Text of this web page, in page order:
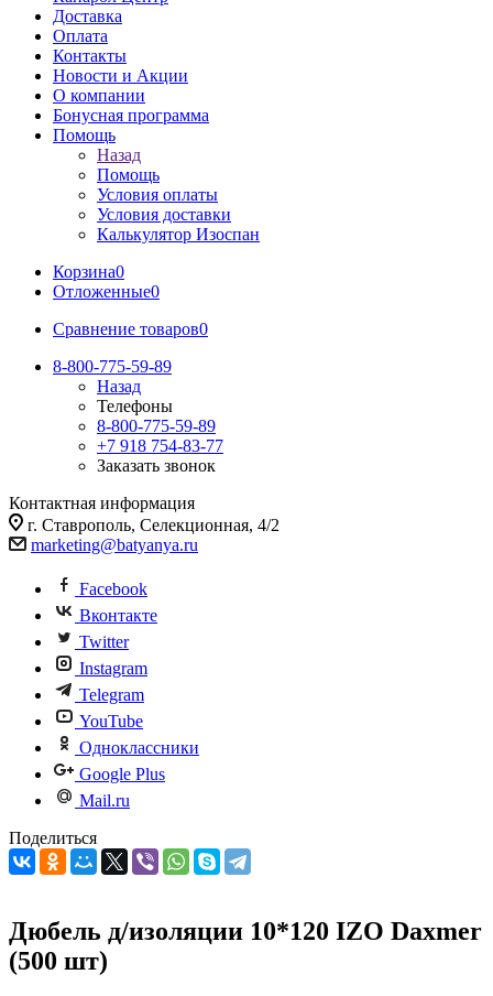
Доставка
Оплата
Контакты
Новости и Акции
О компании
Бонусная программа
Помощь
Назад
Помощь
Условия оплаты
Условия доставки
Калькулятор Изоспан
Корзина0
Отложенные0
Сравнение товаров0
8-800-775-59-89
Назад
Телефоны
8-800-775-59-89
+7 918 754-83-77
Заказать звонок
Контактная информация
г. Ставрополь, Селекционная, 4/2
marketing@batyanya.ru
Facebook
Вконтакте
Twitter
Instagram
Telegram
YouTube
Одноклассники
Google Plus
Mail.ru
Поделиться
Дюбель д/изоляции 10*120 IZO Daxmer
(500 шт)